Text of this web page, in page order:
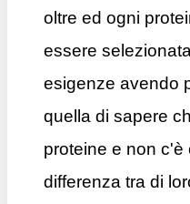
oltre ed ogni
essere
esigenze avendo
quella di sapere
proteine e non c'è
differenza tra di